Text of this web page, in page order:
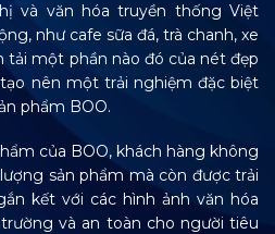
và văn hóa truyền thống Việt
như cafe sữa đá, trà chanh, xe
tải một phần nào đó của nét đẹp
nên một trải nghiệm đặc biệt
phẩm BOO.
của BOO, khách hàng không
sản phẩm mà còn được trải
kết với các hình ảnh văn hóa
và an toàn cho người tiêu